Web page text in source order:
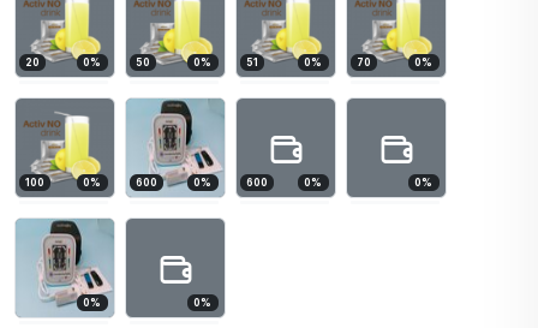
20 0% 50 0% 51 0% 70 0%
100 0% 600 0% 600 0% 0%
0% 0%